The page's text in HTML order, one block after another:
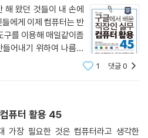
필요하다 · 152
을 작성하자 · 152
하기 · 154
자 · 156
고 단축키로 빠르게 처리하자 · 158
일을 처리하기 · 158
기 · 159
해 왔던 것들이 내 손에
에게 이제 컴퓨터는 반
구를 이용해 매일같이좀
어내기 위하여 나름의
고 있다. 그러다 문득 내
1 댓글0
퓨터 활용 45
가장 필요한 것은 컴퓨터라고 생각한